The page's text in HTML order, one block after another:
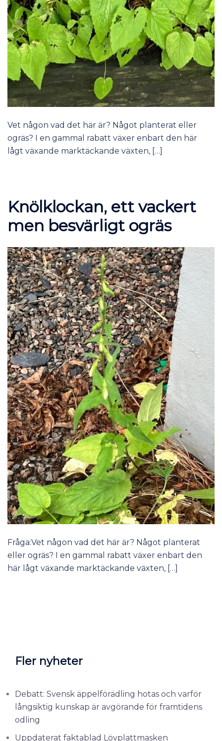
Vet någon vad det här är? Något planterat eller
ogräs? I en gammal rabatt växer enbart den här
lågt växande marktäckande växten, […]
Knölklockan, ett vackert
men besvärligt ogräs
Fråga:Vet någon vad det här är? Något planterat
eller ogräs? I en gammal rabatt växer enbart den
här lågt växande marktäckande växten, […]
Fler nyheter
Debatt: Svensk äppelförädling hotas och varför
långsiktig kunskap är avgörande för framtidens
odling
Uppdaterat faktablad Lövplattmasken